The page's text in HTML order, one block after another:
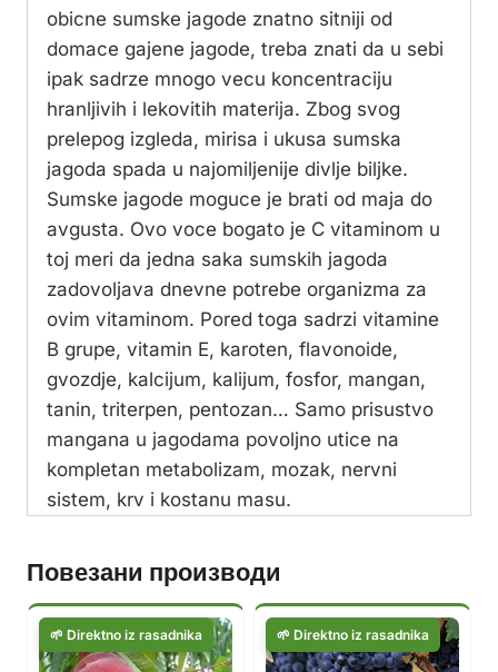
obicne sumske jagode znatno sitniji od
domace gajene jagode, treba znati da u sebi
ipak sadrze mnogo vecu koncentraciju
hranljivih i lekovitih materija. Zbog svog
prelepog izgleda, mirisa i ukusa sumska
jagoda spada u najomiljenije divlje biljke.
Sumske jagode moguce je brati od maja do
avgusta. Ovo voce bogato je C vitaminom u
toj meri da jedna saka sumskih jagoda
zadovoljava dnevne potrebe organizma za
ovim vitaminom. Pored toga sadrzi vitamine
B grupe, vitamin E, karoten, flavonoide,
gvozdje, kalcijum, kalijum, fosfor, mangan,
tanin, triterpen, pentozan… Samo prisustvo
mangana u jagodama povoljno utice na
kompletan metabolizam, mozak, nervni
sistem, krv i kostanu masu.
Повезани производи